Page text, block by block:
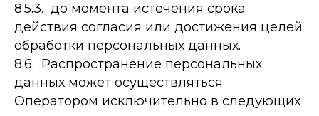
8.5.3. до момента истечения срока
действия согласия или достижения целей
обработки персональных данных.
8.6. Распространение персональных
данных может осуществляться
Оператором исключительно в следующих